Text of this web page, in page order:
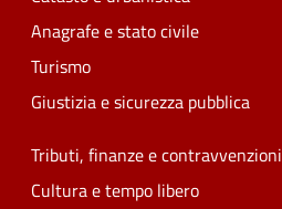
Anagrafe e stato civile
Turismo
Giustizia e sicurezza pubblica
Tributi, finanze e contravvenzioni
Cultura e tempo libero